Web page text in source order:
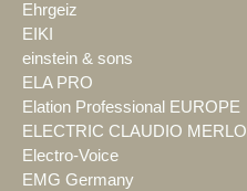
Ehrgeiz
EIKI
einstein & sons
ELA PRO
Elation Professional EUROPE
ELECTRIC CLAUDIO MERLO
Electro-Voice
EMG Germany